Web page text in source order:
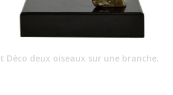
Déco deux oiseaux sur une branche.